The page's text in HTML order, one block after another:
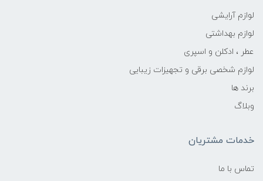
لوازم آرایشی
لوازم بهداشتی
عطر ، ادکلن و اسپری
لوازم شخصی برقی و تجهیزات زیبایی
برند ها
وبلاگ
خدمات مشتریان
تماس با ما